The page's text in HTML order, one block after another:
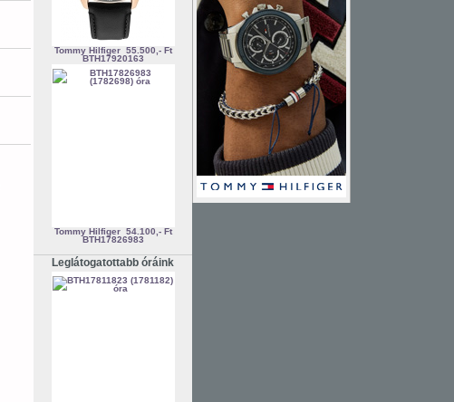
Tommy Hilfiger 55.500,- Ft
BTH17920163
Tommy Hilfiger 54.100,- Ft
BTH17826983
Leglátogatottabb óráink